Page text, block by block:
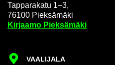
Tap­pa­ra­ka­tu 1–3,
76100 Piek­sä­mä­ki
Kir­jaa­mo Piek­sä­mä­ki
VAA­LI­JA­LA